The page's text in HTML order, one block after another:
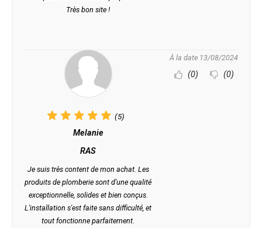
Très bon site !
(5)
Melanie
RAS
Je suis très content de mon achat. Les
produits de plomberie sont d'une qualité
exceptionnelle, solides et bien conçus.
L'installation s'est faite sans difficulté, et
tout fonctionne parfaitement.
À la date 13/08/2024
(0) (0)